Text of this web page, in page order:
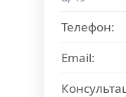
Телефон:
Email: